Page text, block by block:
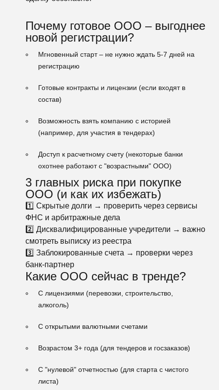
Почему готовое ООО – выгоднее
новой регистрации?
Мгновенный старт– не нужно ждать 5-7 дней на
регистрацию
Готовые контракты и лицензии (если входят в
состав)
Возможность взять компанию с историей
(например, для участия в тендерах)
Доступ к расчетному счету (некоторые банки
охотнее работают с "возрастными" ООО)
3 главных риска при покупке
ООО (и как их избежать)
1️⃣ Скрытые долги → проверить через сервисы
ФНС и арбитражные дела
2️⃣ Дисквалифицированные учредители → важно
смотреть выписку из реестра
3️⃣ Заблокированные счета → проверки через
банк-партнер
Какие ООО сейчас в тренде?
С лицензиями (перевозки, строительство,
алкоголь)
С открытыми валютными счетами
Возрастом 3+ года (для тендеров и госзаказов)
С "нулевой" отчетностью (для старта с чистого
листа)